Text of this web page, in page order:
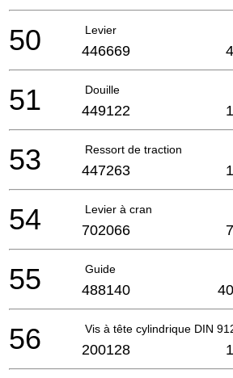
Levier
50 446669
Douille
51 449122
Ressort de traction
53 447263
Levier à cran
54 702066
Guide
55 488140
Vis à tête cylindrique DIN
56 200128